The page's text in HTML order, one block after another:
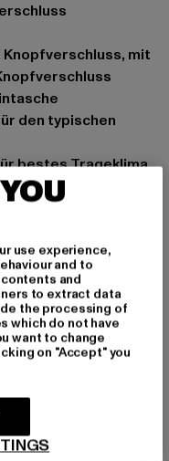
bestes Trageklima
Freizeit
Baumwolle
use experience,
and to
and
to extract data
the processing of
which do not have
want to change
on "Accept" you